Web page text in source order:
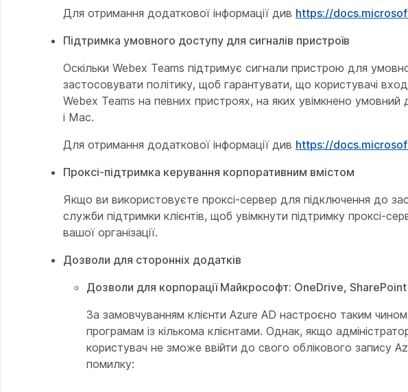
Для отримання додаткової інформації див https://
Підтримка умовного доступу для сигналів пристроїв
Оскільки Webex Teams підтримує сигнали пристрою для
застосовувати політику, щоб гарантувати, що користувачі
Webex Teams на певних пристроях, на яких увімкнено
і Mac.
Для отримання додаткової інформації див https://
Проксі-підтримка керування корпоративним вмістом
Якщо ви використовуєте проксі-сервер для підключення до
служби підтримки клієнтів, щоб увімкнути підтримку проксі-
вашої організації.
Дозволи для сторонніх додатків
Дозволи для корпорації Майкрософт: OneDrive,
За замовчуванням клієнти Azure AD настроєно таким
програмам із кількома клієнтами. Однак, якщо
користувач не зможе ввійти до свого облікового запису
помилку: